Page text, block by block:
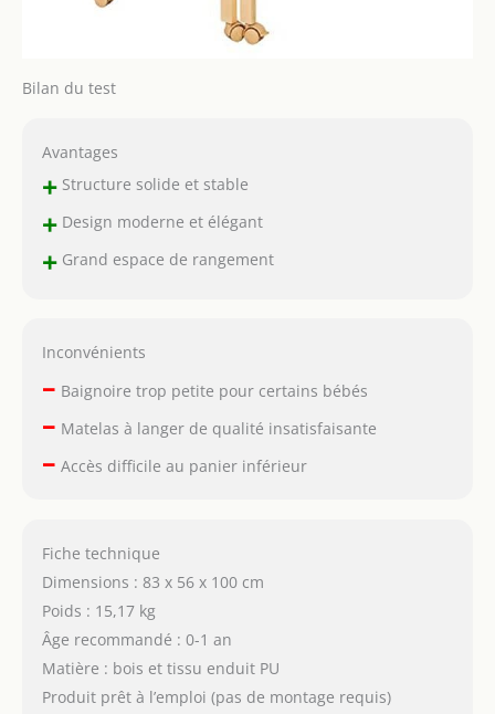
Bilan du test
Avantages
+Structure solide et stable
+Design moderne et élégant
+Grand espace de rangement
Inconvénients
– Baignoire trop petite pour certains bébés
– Matelas à langer de qualité insatisfaisante
– Accès difficile au panier inférieur
Fiche technique
Dimensions : 83 x 56 x 100 cm
Poids : 15,17 kg
Âge recommandé : 0-1 an
Matière : bois et tissu enduit PU
Produit prêt à l’emploi (pas de montage requis)